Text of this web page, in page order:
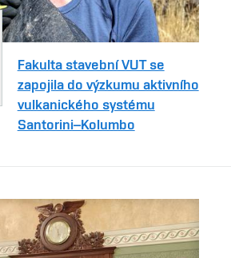
Fakulta stavební VUT se
zapojila do výzkumu aktivního
vulkanického systému
Santorini–Kolumbo